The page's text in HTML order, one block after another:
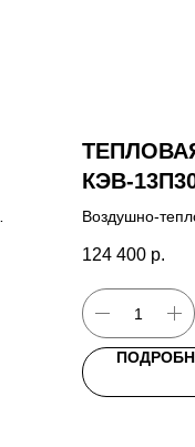
КЭВ-
Воздушно-
паспорт.
124 400 р.